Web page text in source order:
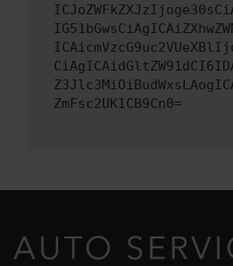
ZmFsc2UKICB9Cn0=